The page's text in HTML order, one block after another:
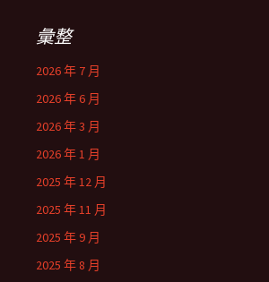
彙整
2026 年 7 月
2026 年 6 月
2026 年 3 月
2026 年 1 月
2025 年 12 月
2025 年 11 月
2025 年 9 月
2025 年 8 月